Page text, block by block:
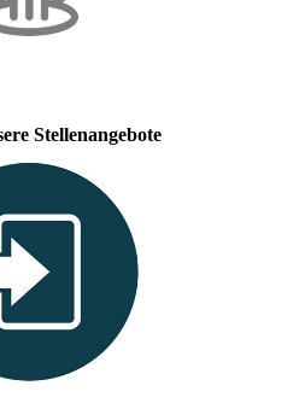
Stellenangebote